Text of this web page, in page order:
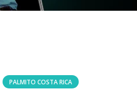
PALMITO COSTA RICA